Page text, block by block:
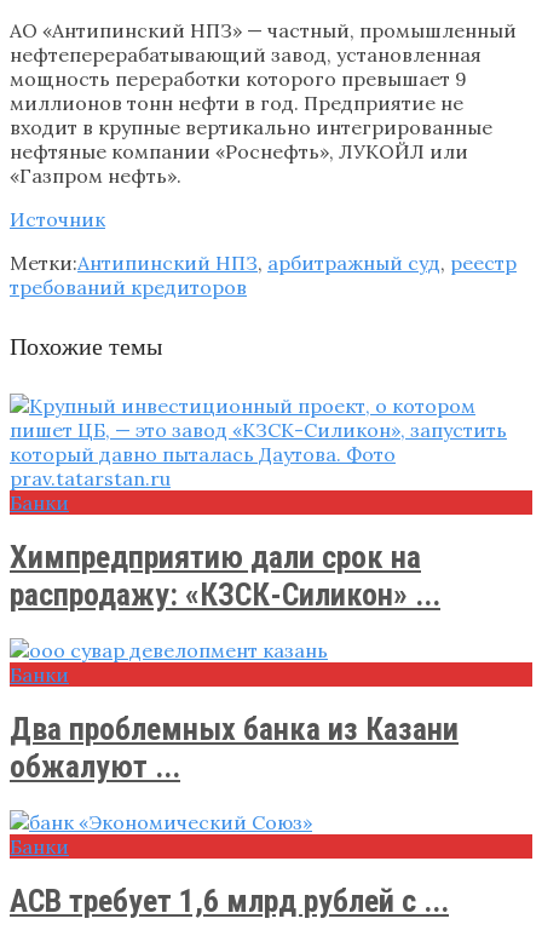
АО «Антипинский НПЗ» — частный, промышленный
нефтеперерабатывающий завод, установленная
мощность переработки которого превышает 9
миллионов тонн нефти в год. Предприятие не
входит в крупные вертикально интегрированные
нефтяные компании «Роснефть», ЛУКОЙЛ или
«Газпром нефть».
Источник
Метки:Антипинский НПЗ, арбитражный суд, реестр
требований кредиторов
Похожие темы
Банки
Химпредприятию дали срок на
распродажу: «КЗСК-Силикон» ...
Банки
Два проблемных банка из Казани
обжалуют ...
Банки
АСВ требует 1,6 млрд рублей с ...